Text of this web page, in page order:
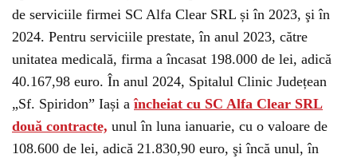
de serviciile firmei SC Alfa Clear SRL și în 2023, şi în
2024. Pentru serviciile prestate, în anul 2023, către
unitatea medicală, firma a încasat 198.000 de lei, adică
40.167,98 euro. În anul 2024, Spitalul Clinic Județean
„Sf. Spiridon” Iași aîncheiat cu SC Alfa Clear SRL
două contracte, unul în luna ianuarie, cu o valoare de
108.600 de lei, adică 21.830,90 euro, şi încă unul, în